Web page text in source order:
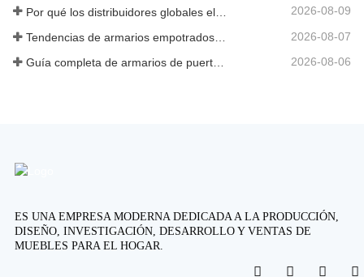
2026-08-09
2026-08-07
2026-08-06
ES UNA EMPRESA MODERNA DEDICADA A LA PRODUCCIÓN,
DISEÑO, INVESTIGACIÓN, DESARROLLO Y VENTAS DE
MUEBLES PARA EL HOGAR.